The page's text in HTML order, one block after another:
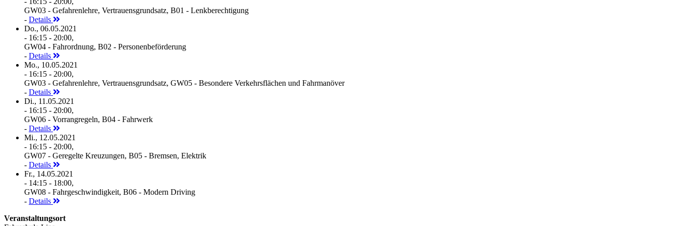
GW03 - Gefahrenlehre, Vertrauensgrundsatz, B01 - Lenkberechtigung
- Details
Do., 06.05.2021
- 16:15 - 20:00,
GW04 - Fahrordnung, B02 - Personenbeförderung
- Details
Mo., 10.05.2021
- 16:15 - 20:00,
GW03 - Gefahrenlehre, Vertrauensgrundsatz, GW05 - Besondere Verkehrsflächen und Fahrmanöver
- Details
Di., 11.05.2021
- 16:15 - 20:00,
GW06 - Vorrangregeln, B04 - Fahrwerk
- Details
Mi., 12.05.2021
- 16:15 - 20:00,
GW07 - Geregelte Kreuzungen, B05 - Bremsen, Elektrik
- Details
Fr., 14.05.2021
- 14:15 - 18:00,
GW08 - Fahrgeschwindigkeit, B06 - Modern Driving
- Details
Veranstaltungsort